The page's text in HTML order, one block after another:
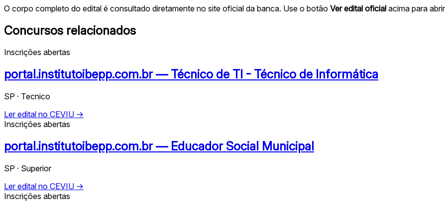
O corpo completo do edital é consultado diretamente no site oficial da banca. Use o botão Ver edital oficial acima para
Concursos relacionados
Inscrições abertas
portal.institutoibepp.com.br — Técnico de TI - Técnico de Informática
SP · Tecnico
Ler edital no CEVIU →
Inscrições abertas
portal.institutoibepp.com.br — Educador Social Municipal
SP · Superior
Ler edital no CEVIU →
Inscrições abertas